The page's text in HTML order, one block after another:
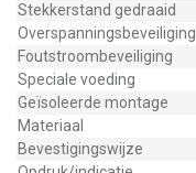
Stekkerstand gedraaid
Overspanningsbeveiliging
Foutstroombeveiliging
Speciale voeding
Geïsoleerde montage
Materiaal
Bevestigingswijze